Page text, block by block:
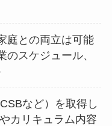
庭との両立は可能
のスケジュール、
など）を取得し
カリキュラム内容